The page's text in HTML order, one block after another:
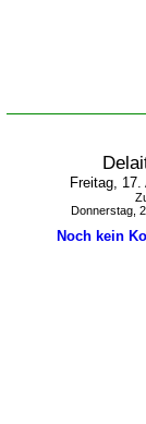
Freitag,
Donnerstag,
Noch kein